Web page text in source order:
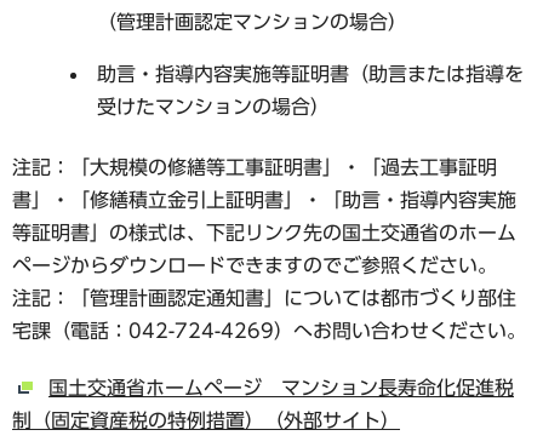
（管理計画認定マンションの場合）
助言・指導内容実施等証明書（助言または指導を
受けたマンションの場合）
注記：「大規模の修繕等工事証明書」・「過去工事証明
書」・「修繕積立金引上証明書」・「助言・指導内容実施
等証明書」の様式は、下記リンク先の国土交通省のホーム
ページからダウンロードできますのでご参照ください。
注記：「管理計画認定通知書」については都市づくり部住
宅課（電話：042-724-4269）へお問い合わせください。
国土交通省ホームページ マンション長寿命化促進税
制（固定資産税の特例措置）（外部サイト）